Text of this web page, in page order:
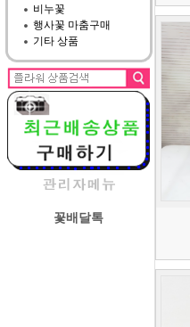
비누꽃
행사꽃 마춤구매
기타 상품
꽃배달톡